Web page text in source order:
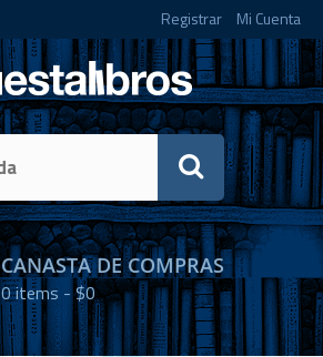
Registrar Mi Cuenta
CANASTA DE COMPRAS
0items -$0